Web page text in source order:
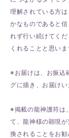
理解されている方
かなものであると
れず行い続けてく
くれることと思いま
※お届けは、お振込
グに描き、お届けい
※掲載の龍神護符は
て、龍神様の顕現
換されることをお